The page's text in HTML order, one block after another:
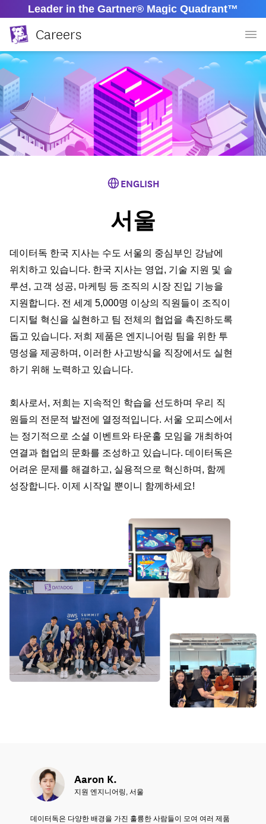
Leader in the Gartner® Magic Quadrant™
Careers
ENGLISH
서울
데이터독 한국 지사는 수도 서울의 중심부인 강남에
위치하고 있습니다. 한국 지사는 영업, 기술 지원 및 솔
루션, 고객 성공, 마케팅 등 조직의 시장 진입 기능을
지원합니다. 전 세계 5,000명 이상의 직원들이 조직이
디지털 혁신을 실현하고 팀 전체의 협업을 촉진하도록
돕고 있습니다. 저희 제품은 엔지니어링 팀을 위한 투
명성을 제공하며, 이러한 사고방식을 직장에서도 실현
하기 위해 노력하고 있습니다.
회사로서, 저희는 지속적인 학습을 선도하며 우리 직
원들의 전문적 발전에 열정적입니다. 서울 오피스에서
는 정기적으로 소셜 이벤트와 타운홀 모임을 개최하여
연결과 협업의 문화를 조성하고 있습니다. 데이터독은
어려운 문제를 해결하고, 실용적으로 혁신하며, 함께
성장합니다. 이제 시작일 뿐이니 함께하세요!
Aaron K.
지원 엔지니어링, 서울
데이터독은 다양한 배경을 가진 훌륭한 사람들이 모여 여러 제품